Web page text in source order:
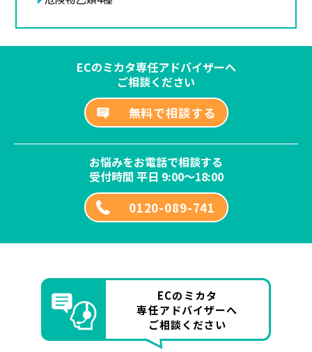
ECのミカタ専任アドバイザーへ
ご相談ください
無料で相談する
お悩みをお電話で相談する
受付時間 平日 9:00～18:00
0120-089-741
ECのミカタ
専任アドバイザーへ
ご相談ください